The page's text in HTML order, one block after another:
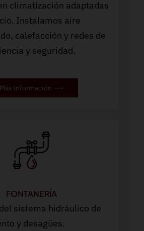
climatización adaptadas
Instalamos aire
calefacción y redes de
y seguridad.
Más información ⟶
FONTANERÍA
sistema hidráulico de
y desagües.